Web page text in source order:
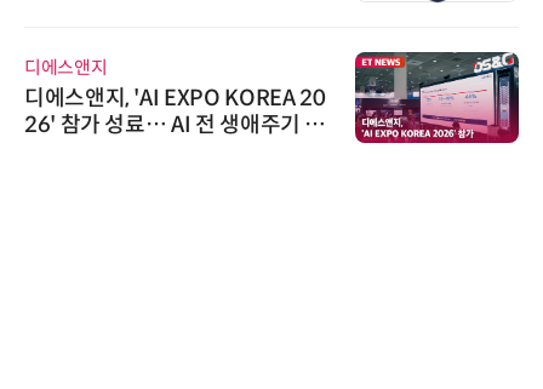
디에스앤지
디에스앤지, 'AI EXPO KOREA 20
26' 참가 성료… AI 전 생애주기 아